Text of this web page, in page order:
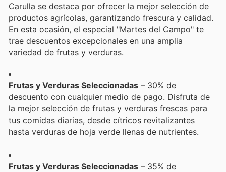
Carulla se destaca por ofrecer la mejor selección de
productos agrícolas, garantizando frescura y calidad.
En esta ocasión, el especial "Martes del Campo" te
trae descuentos excepcionales en una amplia
variedad de frutas y verduras.
Frutas y Verduras Seleccionadas – 30% de
descuento con cualquier medio de pago. Disfruta de
la mejor selección de frutas y verduras frescas para
tus comidas diarias, desde cítricos revitalizantes
hasta verduras de hoja verde llenas de nutrientes.
Frutas y Verduras Seleccionadas – 35% de